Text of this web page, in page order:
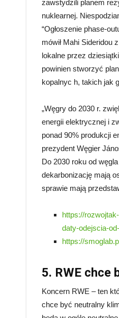
zawstydzili planem
nuklearnej.
“Ogłoszenie phase-
mówił Mahi Sideridou
lokalne przez
powinien stworzyć
kopalnyc h, takich jak
„Węgry do 2030 r.
energii elektrycznej i
ponad 90% produkcji
prezydent Węgier
Do 2030 roku od
dekarbonizację mają
sprawie mają
https://
daty-odejscia-
https://
5. RWE chce
Koncern RWE – ten
chce być neutralny